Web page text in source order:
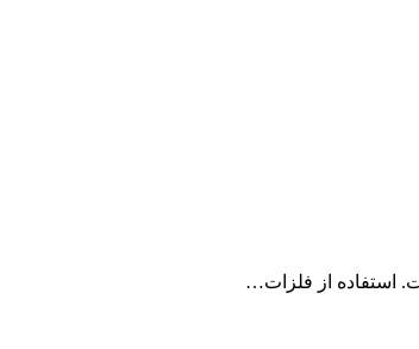
استفاده از فلزات…